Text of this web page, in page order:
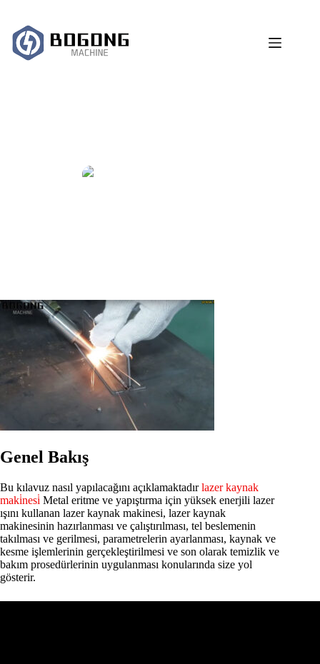
Genel Bakış
Bu kılavuz nasıl yapılacağını açıklamaktadırlazer kaynak
maki̇nesi̇ Metal eritme ve yapıştırma için yüksek enerjili lazer
ışını kullanan lazer kaynak makinesi, lazer kaynak
makinesinin hazırlanması ve çalıştırılması, tel beslemenin
takılması ve gerilmesi, parametrelerin ayarlanması, kaynak ve
kesme işlemlerinin gerçekleştirilmesi ve son olarak temizlik ve
bakım prosedürlerinin uygulanması konularında size yol
gösterir.